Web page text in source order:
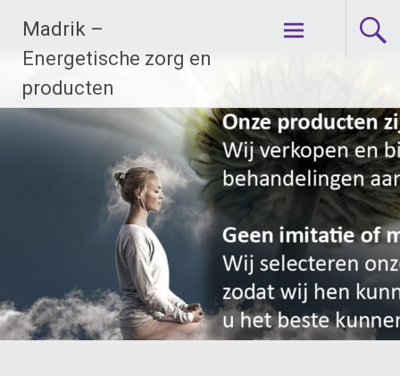
naarMadrik –
Energetische zorg en
producten